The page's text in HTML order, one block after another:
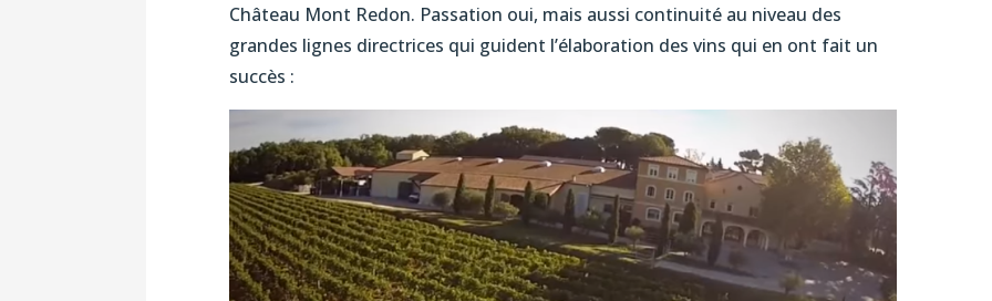
Château Mont Redon. Passation oui, mais aussi continuité au niveau des
grandes lignes directrices qui guident l’élaboration des vins qui en ont fait un
succès :